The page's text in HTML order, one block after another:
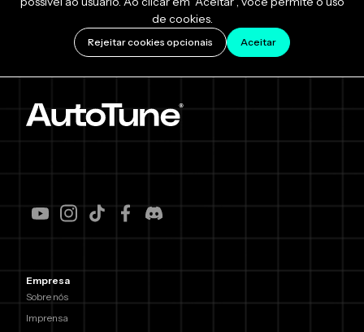
de cookies.
Rejeitar cookies opcionais Aceitar
Empresa
Sobre nós
Imprensa